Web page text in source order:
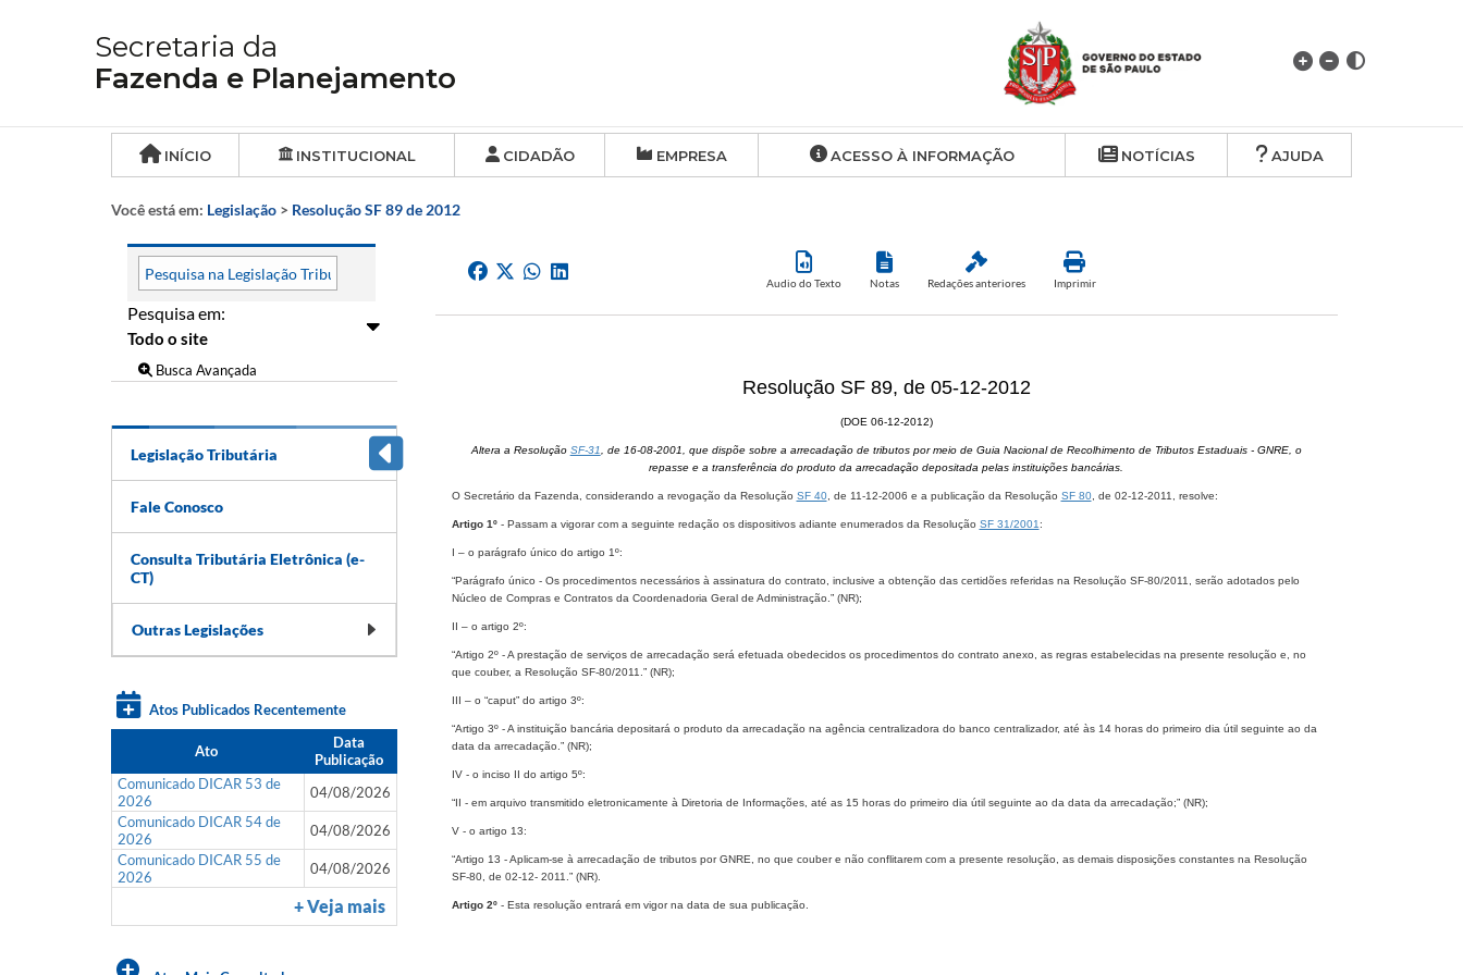
Secretaria da
Fazenda e Planejamento
INÍCIO INSTITUCIONAL CIDADÃO EMPRESA ACESSO À INFORMAÇÃO NOTÍCIAS AJUDA
Você está em: Legislação > Resolução SF 89 de 2012
Pesquisa em:
Busca Avançada
Legislação Tributária
Fale Conosco
Consulta Tributária Eletrônica (e-
CT)
Outras Legislações
Atos Publicados Recentemente
Ato
Data
Publicação
Comunicado DICAR 53 de
2026
04/08/2026
Comunicado DICAR 54 de
2026
04/08/2026
Comunicado DICAR 55 de
2026
04/08/2026
+ Veja mais
Audio do Texto Notas Redações anteriores Imprimir
Resolução SF 89, de 05-12-2012
(DOE 06-12-2012)
Altera a Resolução SF-31 , de 16-08-2001, que dispõe sobre a arrecadação de tributos por meio de Guia Nacional de Recolhimento de Tributos Estaduais - GNRE, o
repasse e a transferência do produto da arrecadação depositada pelas instituições bancárias.
O Secretário da Fazenda, considerando a revogação da Resolução SF 40, de 11-12-2006 e a publicação da Resolução SF 80, de 02-12-2011, resolve:
Artigo 1º- Passam a vigorar com a seguinte redação os dispositivos adiante enumerados da Resolução SF 31/2001 :
I – o parágrafo único do artigo 1º:
“Parágrafo único - Os procedimentos necessários à assinatura do contrato, inclusive a obtenção das certidões referidas na Resolução SF-80/2011, serão adotados pelo
Núcleo de Compras e Contratos da Coordenadoria Geral de Administração.” (NR);
II – o artigo 2º:
“Artigo 2º - A prestação de serviços de arrecadação será efetuada obedecidos os procedimentos do contrato anexo, as regras estabelecidas na presente resolução e, no
que couber, a Resolução SF-80/2011.” (NR);
III – o “caput” do artigo 3º:
“Artigo 3º - A instituição bancária depositará o produto da arrecadação na agência centralizadora do banco centralizador, até às 14 horas do primeiro dia útil seguinte ao da
data da arrecadação.” (NR);
IV - o inciso II do artigo 5º:
“II - em arquivo transmitido eletronicamente à Diretoria de Informações, até as 15 horas do primeiro dia útil seguinte ao da data da arrecadação;” (NR);
V - o artigo 13:
“Artigo 13 - Aplicam-se à arrecadação de tributos por GNRE, no que couber e não conflitarem com a presente resolução, as demais disposições constantes na Resolução
SF-80, de 02-12- 2011.” (NR).
Artigo 2º - Esta resolução entrará em vigor na data de sua publicação.